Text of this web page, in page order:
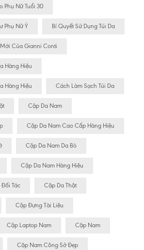
Phụ Nữ Tuổi 30
Phụ Nữ Ý Bí Quyết Sử Dụng Túi Da
Mới Của Gianni Conti
Hàng Hiệu
Hàng Hiệu Cách Làm Sạch Túi Da
Cặp Da Nam
Cặp Da Nam Cao Cấp Hàng Hiệu
Cặp Da Nam Da Bò
Cặp Da Nam Hàng Hiệu
Đối Tác Cặp Da Thật
Cặp Đựng Tài Liệu
Cặp Laptop Nam Cặp Nam
Cặp Nam Công Sở Đẹp